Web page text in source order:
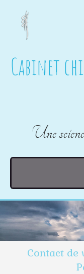
Cabinet
Une
Contact de